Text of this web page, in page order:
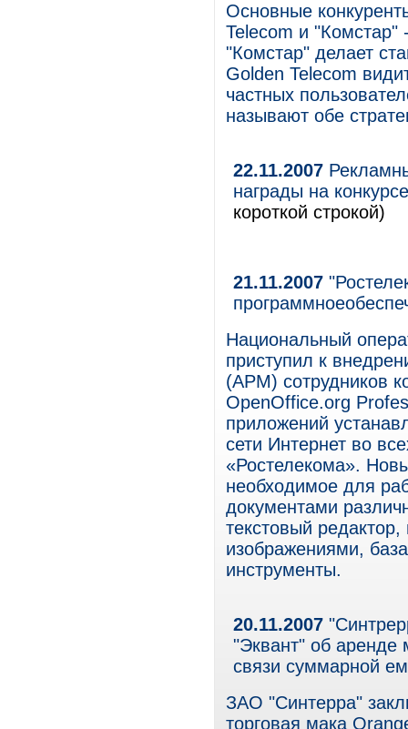
Основные
Telecom и "Комстар"
"Комстар" делает
Golden Telecom
частных
называют обе
22.11.2007
награды на
короткой строкой)
21.11.2007
Национальный
приступил к
(АРМ) сотрудников
OpenOffice.org
приложений
сети Интернет во
«Ростелекома».
необходимое для
документами
текстовый
изображениями,
инструменты.
20.11.2007
"Эквант" об аренде
связи суммарной
ЗАО "Синтерра"
торговая мака